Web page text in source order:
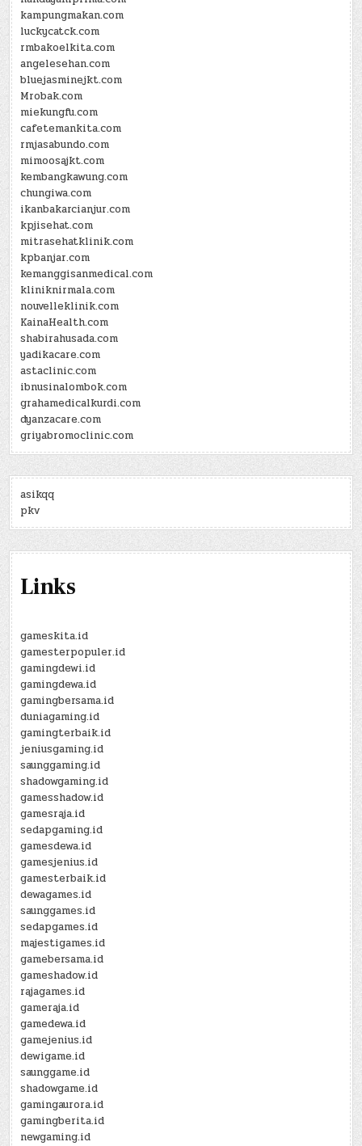
kampungmakan.com
luckycatck.com
rmbakoelkita.com
angelesehan.com
bluejasminejkt.com
Mrobak.com
miekungfu.com
cafetemankita.com
rmjasabundo.com
mimoosajkt.com
kembangkawung.com
chungiwa.com
ikanbakarcianjur.com
kpjisehat.com
mitrasehatklinik.com
kpbanjar.com
kemanggisanmedical.com
kliniknirmala.com
nouvelleklinik.com
KainaHealth.com
shabirahusada.com
yadikacare.com
astaclinic.com
ibnusinalombok.com
grahamedicalkurdi.com
dyanzacare.com
griyabromoclinic.com
asikqq
pkv
Links
gameskita.id
gamesterpopuler.id
gamingdewi.id
gamingdewa.id
gamingbersama.id
duniagaming.id
gamingterbaik.id
jeniusgaming.id
saunggaming.id
shadowgaming.id
gamesshadow.id
gamesraja.id
sedapgaming.id
gamesdewa.id
gamesjenius.id
gamesterbaik.id
dewagames.id
saunggames.id
sedapgames.id
majestigames.id
gamebersama.id
gameshadow.id
rajagames.id
gameraja.id
gamedewa.id
gamejenius.id
dewigame.id
saunggame.id
shadowgame.id
gamingaurora.id
gamingberita.id
newgaming.id